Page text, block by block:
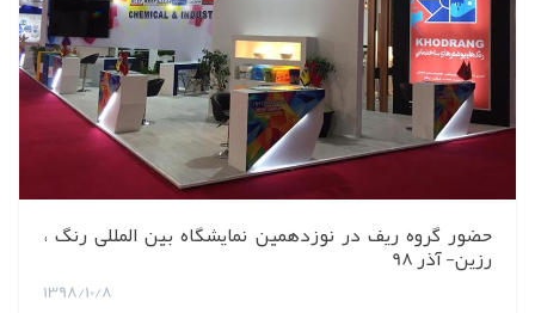
حضور گروه ریف در نوزدهمین نمایشگاه بین المللی رنگ ،
رزین- آذر 98
1398/10/8